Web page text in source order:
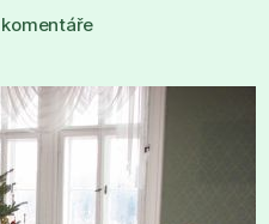
příspěvku
u
názvem
Zimní
stadion
Tábor